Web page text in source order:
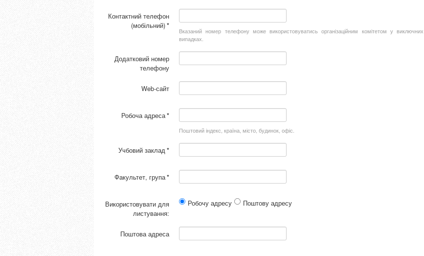
Контактний телефон
(мобільний)*
Вказаний номер телефону може використовуватись організаційним комітетом у виключних
випадках.
Додатковий номер
телефону
Web-сайт
Робоча адреса*
Поштовий індекс, країна, місто, будинок, офіс.
Учбовий заклад *
Факультет, група*
Використовувати для
листування:
Робочу адресу Поштову адресу
Поштова адреса